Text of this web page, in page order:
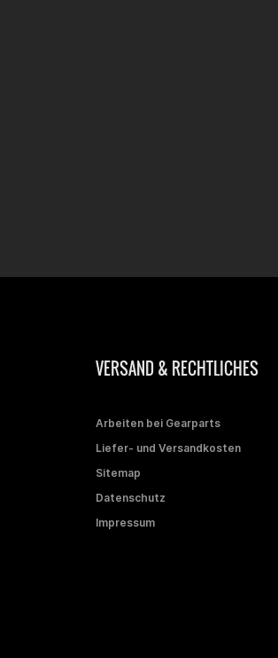
VERSAND & RECHTLICHES
Arbeiten bei Gearparts
Liefer- und Versandkosten
Sitemap
Datenschutz
Impressum